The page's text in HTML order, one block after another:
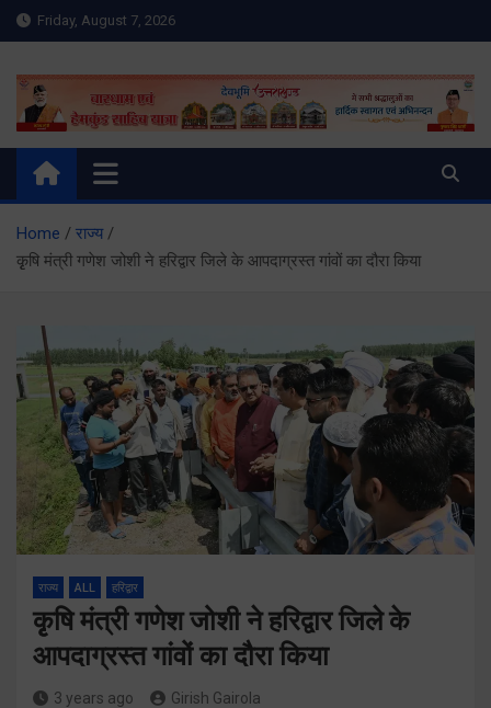
Skip
to
Friday, August 7, 2026
Meru Raibar | Uttarakhand
News | Uttarkashi News
meruraibar.com
Home
राज्य
कृृषि मंत्री गणेश जोशी ने हरिद्वार जिले के आपदाग्रस्त गांवों का दौरा किया
राज्य ALL हरिद्वार
कृृषि मंत्री गणेश जोशी ने हरिद्वार जिले के
आपदाग्रस्त गांवों का दौरा किया
3 years ago Girish Gairola